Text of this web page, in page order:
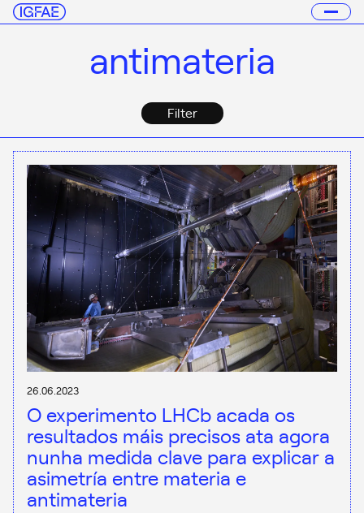
antimateria
Filter
26.06.2023
O experimento LHCb acada os
resultados máis precisos ata agora
nunha medida clave para explicar a
asimetría entre materia e
antimateria